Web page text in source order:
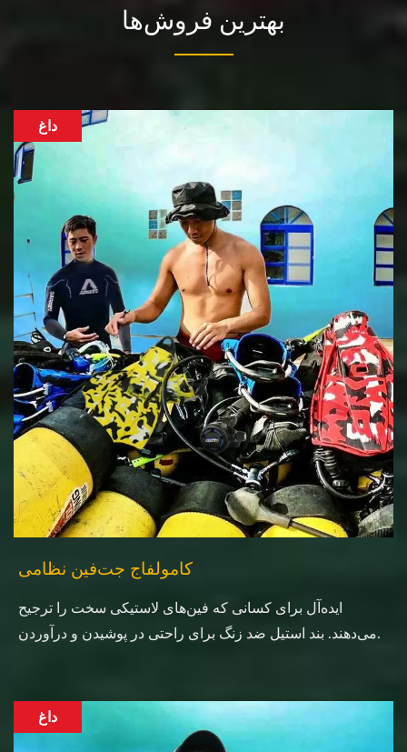
بهترین فروش‌ها
داغ
کامولفاج جت‌فین نظامی
ایده‌آل برای کسانی که فین‌های لاستیکی سخت را ترجیح
می‌دهند. بند استیل ضد زنگ برای راحتی در پوشیدن و درآوردن.
داغ